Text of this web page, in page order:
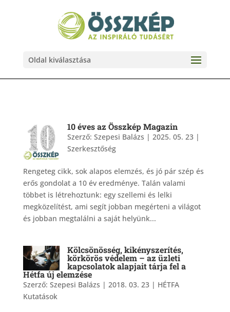
Oldal kiválasztása
10 éves az Összkép Magazin
Szerző: Szepesi Balázs | 2025. 05. 23|
Szerkesztőség
Rengeteg cikk, sok alapos elemzés, és jó pár szép és
erős gondolat a 10 év eredménye. Talán valami
többet is létrehoztunk: egy szellemi és lelki
megközelítést, ami segít jobban megérteni a világot
és jobban megtalálni a saját helyünk...
Kölcsönösség, kikényszerítés,
körkörös védelem – az üzleti
kapcsolatok alapjait tárja fel a
Hétfa új elemzése
Szerző: Szepesi Balázs | 2018. 03. 23| HÉTFA
Kutatások